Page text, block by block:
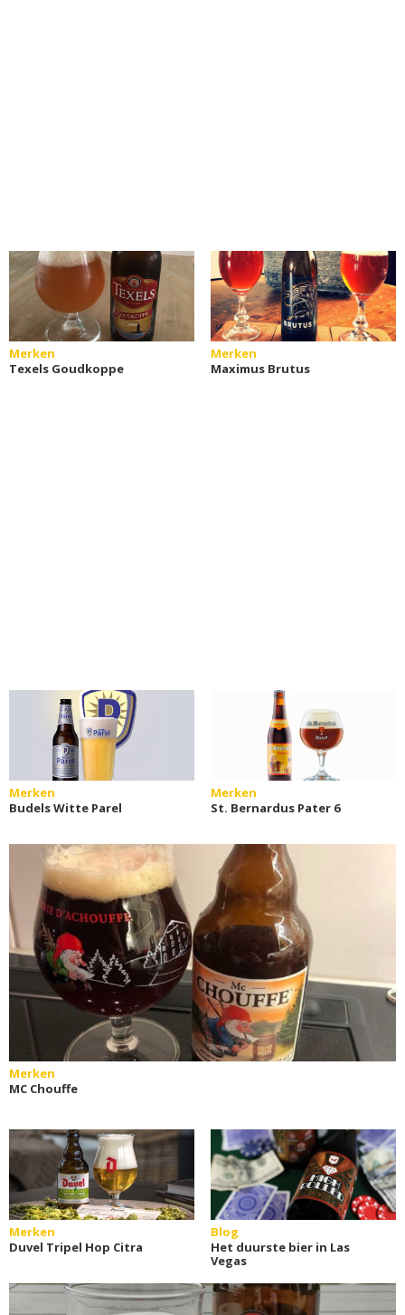
Merken
Texels Goudkoppe
Merken
Maximus Brutus
Merken
Budels Witte Parel
Merken
St. Bernardus Pater 6
Merken
MC Chouffe
Merken
Duvel Tripel Hop Citra
Blog
Het duurste bier in Las
Vegas